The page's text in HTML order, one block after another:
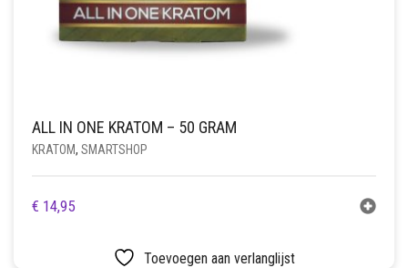
ALL IN ONE KRATOM – 50 GRAM
KRATOM, SMARTSHOP
€ 14,95
Toevoegen aan verlanglijst